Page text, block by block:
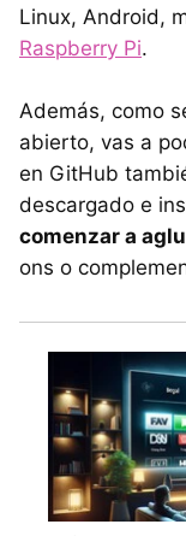
Linux, Android,
Raspberry Pi.
Además, como
abierto, vas a
en GitHub
descargado e
comenzar a
ons o